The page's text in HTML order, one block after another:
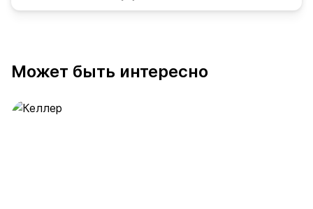
Может быть интересно